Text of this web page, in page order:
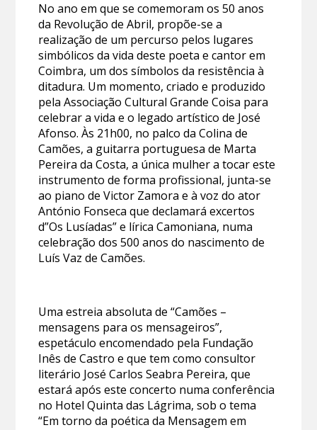
No ano em que se comemoram os 50 anos
da Revolução de Abril, propõe-se a
realização de um percurso pelos lugares
simbólicos da vida deste poeta e cantor em
Coimbra, um dos símbolos da resistência à
ditadura. Um momento, criado e produzido
pela Associação Cultural Grande Coisa para
celebrar a vida e o legado artístico de José
Afonso. Às 21h00, no palco da Colina de
Camões, a guitarra portuguesa de Marta
Pereira da Costa, a única mulher a tocar este
instrumento de forma profissional, junta-se
ao piano de Victor Zamora e à voz do ator
António Fonseca que declamará excertos
d”Os Lusíadas” e lírica Camoniana, numa
celebração dos 500 anos do nascimento de
Luís Vaz de Camões.
Uma estreia absoluta de “Camões –
mensagens para os mensageiros”,
espetáculo encomendado pela Fundação
Inês de Castro e que tem como consultor
literário José Carlos Seabra Pereira, que
estará após este concerto numa conferência
no Hotel Quinta das Lágrima, sob o tema
“Em torno da poética da Mensagem em